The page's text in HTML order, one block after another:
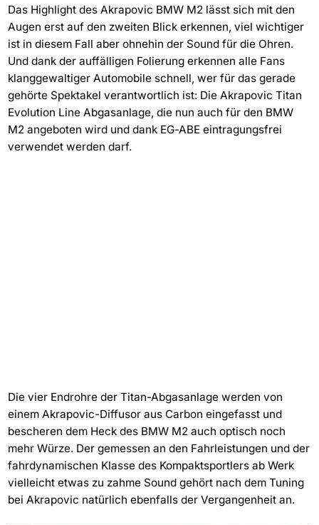
Das Highlight des Akrapovic BMW M2 lässt sich mit den
Augen erst auf den zweiten Blick erkennen, viel wichtiger
ist in diesem Fall aber ohnehin der Sound für die Ohren.
Und dank der auffälligen Folierung erkennen alle Fans
klanggewaltiger Automobile schnell, wer für das gerade
gehörte Spektakel verantwortlich ist: Die Akrapovic Titan
Evolution Line Abgasanlage, die nun auch für den BMW
M2 angeboten wird und dank EG-ABE eintragungsfrei
verwendet werden darf.
Die vier Endrohre der Titan-Abgasanlage werden von
einem Akrapovic-Diffusor aus Carbon eingefasst und
bescheren dem Heck des BMW M2 auch optisch noch
mehr Würze. Der gemessen an den Fahrleistungen und der
fahrdynamischen Klasse des Kompaktsportlers ab Werk
vielleicht etwas zu zahme Sound gehört nach dem Tuning
bei Akrapovic natürlich ebenfalls der Vergangenheit an.